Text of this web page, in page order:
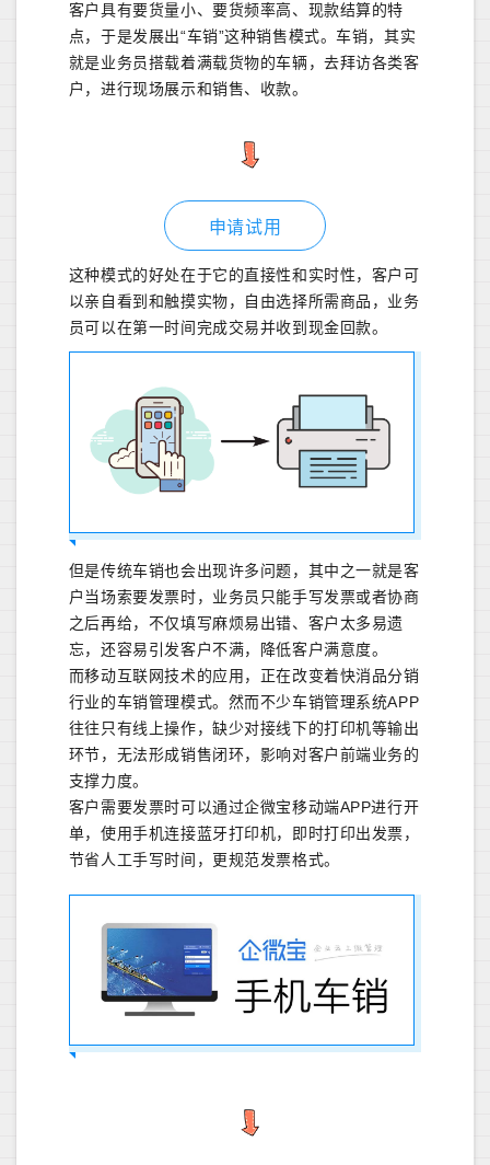
客户具有要货量小、要货频率高、现款结算的特
点，于是发展出“车销”这种销售模式。车销，其实
就是业务员搭载着满载货物的车辆，去拜访各类客
户，进行现场展示和销售、收款。
申请试用
这种模式的好处在于它的直接性和实时性，客户可
以亲自看到和触摸实物，自由选择所需商品，业务
员可以在第一时间完成交易并收到现金回款。
但是传统车销也会出现许多问题，其中之一就是客
户当场索要发票时，业务员只能手写发票或者协商
之后再给，不仅填写麻烦易出错、客户太多易遗
忘，还容易引发客户不满，降低客户满意度。
而移动互联网技术的应用，正在改变着快消品分销
行业的车销管理模式。然而不少车销管理系统APP
往往只有线上操作，缺少对接线下的打印机等输出
环节，无法形成销售闭环，影响对客户前端业务的
支撑力度。
客户需要发票时可以通过企微宝移动端APP进行开
单，使用手机连接蓝牙打印机，即时打印出发票，
节省人工手写时间，更规范发票格式。